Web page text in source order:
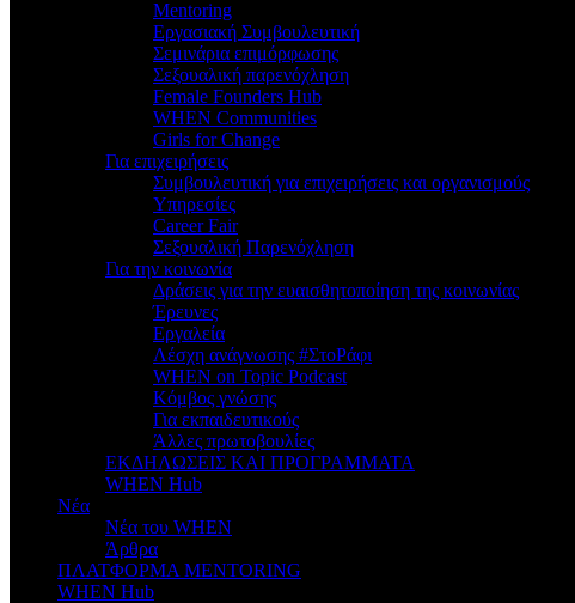
Mentoring
Εργασιακή Συμβουλευτική
Σεμινάρια επιμόρφωσης
Σεξουαλική παρενόχληση
Female Founders Hub
WHEN Communities
Girls for Change
Για επιχειρήσεις
Συμβουλευτική για επιχειρήσεις και οργανισμούς
Υπηρεσίες
Career Fair
Σεξουαλική Παρενόχληση
Για την κοινωνία
Δράσεις για την ευαισθητοποίηση της κοινωνίας
Έρευνες
Εργαλεία
Λέσχη ανάγνωσης #ΣτοΡάφι
WHEN on Topic Podcast
Κόμβος γνώσης
Για εκπαιδευτικούς
Άλλες πρωτοβουλίες
ΕΚΔΗΛΩΣΕΙΣ ΚΑΙ ΠΡΟΓΡΑΜΜΑΤΑ
WHEN Hub
Νέα
Νέα του WHEN
Άρθρα
ΠΛΑΤΦΟΡΜΑ MENTORING
WHEN Hub